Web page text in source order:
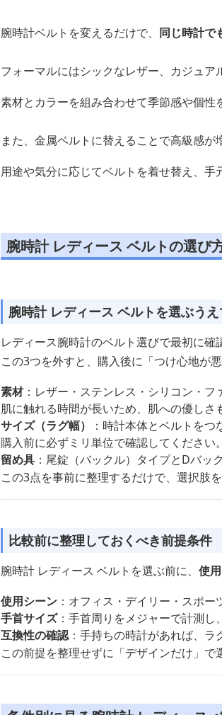
腕時計ベルトを変えるだけで、 同じ時計で
フォーマルにはシックなレザー、カジュア
素材とカラーを組み合わせて季節感や個性
また、金属ベルトに替えることで高級感が
用途や気分に応じてベルトを着せ替え、手
腕時計 レディース ベルトの選び
腕時計 レディース ベルトを選ぶう
レディース腕時計のベルト選びで最初に
この3つを外すと、購入後に「つけ心地が
素材：レザー・ステンレス・シリコン・フ
肌に触れる時間が長いため、肌への優しさ
サイズ（ラグ幅）
：時計本体とベルトをつ
購入前に必ずミリ単位で確認してください。
留め具 ：尾錠（バックル）タイプとDバッ
この3点を事前に整理するだけで、選択肢
比較前に整理しておくべき前提条件
腕時計 レディース ベルトを選ぶ前に、 使
使用シーン ：オフィス・デイリー・スポ
手首サイズ：手首周りをメジャーで計測し
互換性の確認：手持ちの時計があれば、ラ
この前提を整理せずに「デザインだけ」で